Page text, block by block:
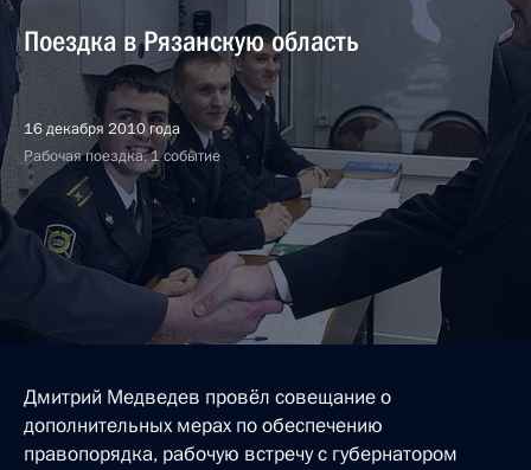
Поездка в Рязанскую область
16 декабря 2010 года
Рабочая поездка, 1 событие
Дмитрий Медведев провёл совещание о
дополнительных мерах по обеспечению
правопорядка, рабочую встречу с губернатором